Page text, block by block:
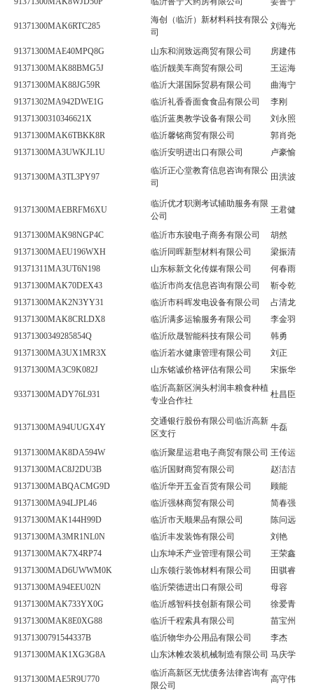
91371300MAK6RTC285
海创（临沂）新材料科技有限公
司
刘海光
91371300MAE40MPQ8G 山东和润致远商贸有限公司
房建伟
91371300MAK88BMG5J
临沂靓美车商贸有限公司
王运海
91371300MAK88JG59R
临沂大湛国际贸易有限公司
曲海宁
91371302MA942DWE1G
临沂礼香香面食食品有限公司
李刚
91371300310346621X
临沂蓝奥教学设备有限公司
刘永照
91371300MAK6TBKK8R
临沂馨铭商贸有限公司
郭肖尧
91371300MA3UWKJL1U
临沂安明进出口有限公司 卢豪愉
91371300MA3TL3PY97
临沂正心堂教育信息咨询有限公
司
田洪波
91371300MAEBRFM6XU
临沂优才职测考试辅助服务有限
公司
王君健
91371300MAK98NGP4C 临沂市东骏电子商务有限公司
胡然
91371300MAEU196WXH
临沂同晖新型材料有限公司
梁振清
91371311MA3UT6N198
山东标新文化传媒有限公司
何春雨
91371300MAK70DEX43
临沂市尚友信息咨询有限公司
靳令乾
91371300MAK2N3YY31
临沂市科晖发电设备有限公司
占清龙
91371300MAK8CRLDX8
临沂满多运输服务有限公司
李金羽
91371300349285854Q
临沂欣晟智能科技有限公司
韩勇
91371300MA3UX1MR3X
临沂若水健康管理有限公司
刘正
91371300MA3C9K082J
山东铭诚价格评估有限公司 宋振华
93371300MADY76L931
临沂高新区涧头村润丰粮食种植
专业合作社
杜昌臣
91371300MA94UUGX4Y
交通银行股份有限公司临沂高新
区支行
牛磊
91371300MAK8DA594W 临沂聚星运君电子商贸有限公司 王传运
91371300MAC8J2DU3B
临沂国财商贸有限公司
赵洁洁
91371300MABQACMG9D
临沂华开五金百货有限公司
顾能
91371300MA94LJPL46
临沂强林商贸有限公司
简春强
91371300MAK144H99D
临沂市天顺果品有限公司
陈问远
91371300MA3MR1NL0N
临沂丰发装饰有限公司
刘艳
91371300MAK7X4RP74
山东坤禾产业管理有限公司
王荣鑫
91371300MAD6UWWM0K
山东领行装饰材料有限公司
田骐睿
91371300MA94EEU02N
临沂荣德进出口有限公司
母容
91371300MAK733YX0G
临沂感智科技创新有限公司
徐爱青
91371300MAK8E0XG88
临沂千程索具有限公司
苗宝州
91371300791544337B
临沂物华办公用品有限公司
李杰
91371300MAK1XG3G8A
山东沐帷农装机械制造有限公司 马庆学
91371300MAE5R9U770
临沂高新区无忧债务法律咨询有
限公司
高守伟